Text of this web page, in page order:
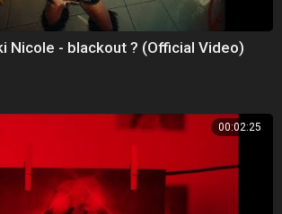
Nicole - blackout ? (Official Video)
00:02:25